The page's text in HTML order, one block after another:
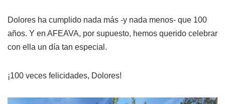
Dolores ha cumplido nada más -y nada menos- que 100
años. Y en AFEAVA, por supuesto, hemos querido celebrar
con ella un día tan especial.
¡100 veces felicidades, Dolores!